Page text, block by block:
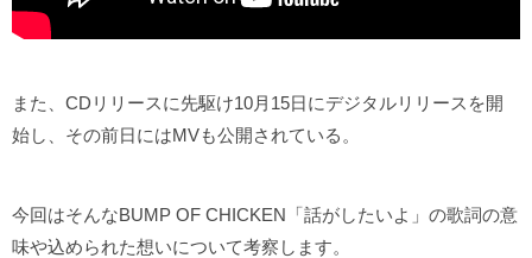
また、CDリリースに先駆け10月15日にデジタルリリースを開
始し、その前日にはMVも公開されている。
今回はそんなBUMP OF CHICKEN「話がしたいよ」の歌詞の意
味や込められた想いについて考察します。